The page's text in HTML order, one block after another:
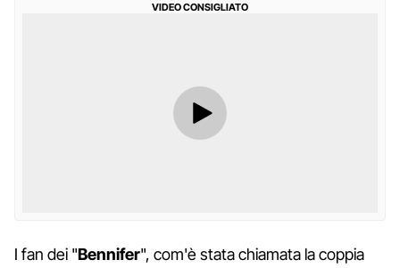
VIDEO CONSIGLIATO
I fan dei "Bennifer", com'è stata chiamata la coppia